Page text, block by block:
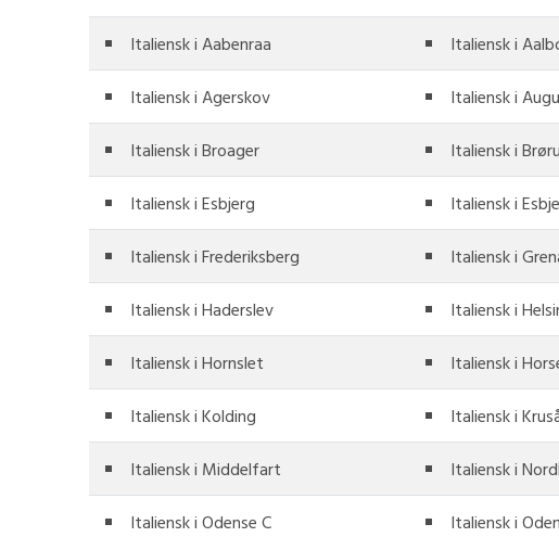
Italiensk i Aabenraa Italiensk i
Italiensk i Agerskov Italiensk i
Italiensk i Broager Italiensk i
Italiensk i Esbjerg Italiensk i
Italiensk i Frederiksberg Italiensk i
Italiensk i Haderslev Italiensk i
Italiensk i Hornslet Italiensk i
Italiensk i Kolding Italiensk i
Italiensk i Middelfart Italiensk i
Italiensk i Odense C Italiensk i